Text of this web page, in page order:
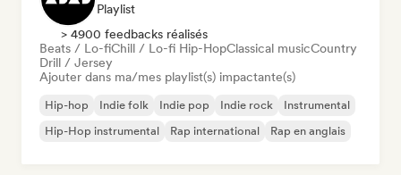
Playlist
> 4900 feedbacks réalisés
Beats / Lo-fiChill / Lo-fi Hip-HopClassical musicCountry
Drill / Jersey
Ajouter dans ma/mes playlist(s) impactante(s)
Hip-hop Indie folk Indie pop Indie rock
Instrumental
Hip-Hop instrumental
Rap international Rap en anglais